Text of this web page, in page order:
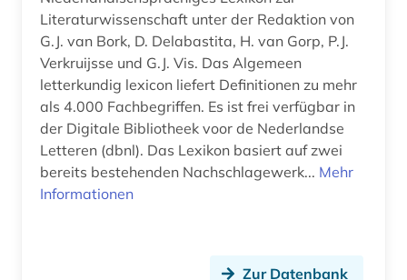
dänemark (22)
dänisch (37)
dörry (1)
e-learning (1)
e.t.a. (1)
Literaturwissenschaft unter der Redaktion von
G.J. van Bork, D. Delabastita, H. van Gorp, P.J.
Verkruijsse und G.J. Vis. Das Algemeen
letterkundig lexicon liefert Definitionen zu mehr
als 4.000 Fachbegriffen. Es ist frei verfügbar in
der Digitale Bibliotheek voor de Nederlandse
Letteren (dbnl). Das Lexikon basiert auf zwei
bereits bestehenden Nachschlagewerk... Mehr
Informationen
Zur Datenbank